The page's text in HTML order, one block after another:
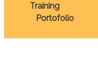
Training
Portofolio